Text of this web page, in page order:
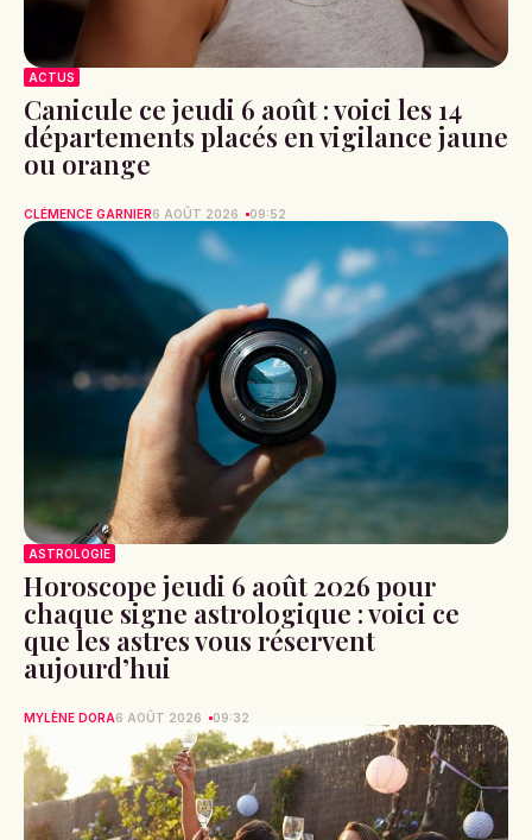
ACTUS
Canicule ce jeudi 6 août : voici les 14
départements placés en vigilance jaune
ou orange
CLÉMENCE GARNIER6 AOÛT 2026 09:52
ASTROLOGIE
Horoscope jeudi 6 août 2026 pour
chaque signe astrologique : voici ce
que les astres vous réservent
aujourd’hui
MYLÈNE DORA6 AOÛT 2026 09:32